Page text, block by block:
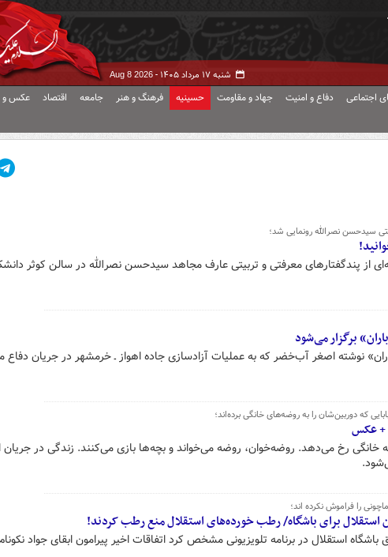
شنبه ۱۷ مرداد ۱۴۰۵ - Aug 8 2026
اجتماعی دفاع و امنیت جهاد و مقاومت حسینیه فرهنگ و هنر جامعه اقتصاد عکس و
سیدحسن نصرالله رونمایی شد؛
از پندگفتارهای معرفتی و تربیتی عارف مجاهد سیدحسن نصرالله در سالن کوثر
برگزار می‌شود
نوشته اصغر آب‌خضر که به عملیات آزادسازی جاده اهواز ـ خرمشهر در جریان
که دوربین‌شان را به روضه‌های خانگی برده‌اند؛
+‌ عکس
خانگی رخ‌ می‌دهد. روضه‌خوان، روضه‌ می‌خواند و بچه‌ها بازی‌ می‌کنند. زندگی در
را فراموش نکرده اند؛
برای باشگاه/ رطب خورده‌های استقلال منع رطب کردند!
استقلال در برنامه تلویزیونی مشخص کرد اتفاقات اخیر پیرامون ابقای جواد